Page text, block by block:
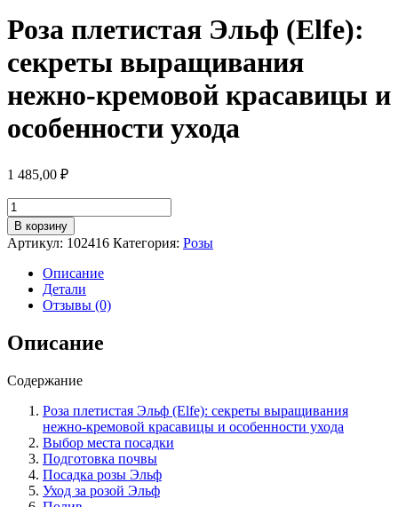
Роза плетистая Эльф (Elfe):
секреты выращивания
нежно-кремовой красавицы и
особенности ухода
1 485,00 ₽
Количество
товара
Роза
плетистая
Эльф
(Elfe):
секреты
выращивания
нежно-
кремовой
и
ухода
В корзину
Артикул: 102416 Категория: Розы
Описание
Детали
Отзывы (0)
Описание
Содержание
Роза плетистая Эльф (Elfe): секреты выращивания
нежно-кремовой красавицы и особенности ухода
Выбор места посадки
Подготовка почвы
Посадка розы Эльф
Уход за розой Эльф